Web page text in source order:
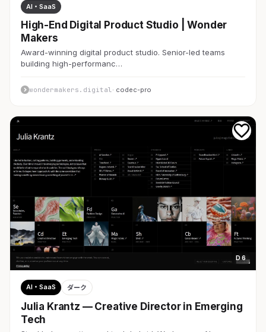
AI・SaaS
High-End Digital Product Studio | Wonder
Makers
Award-winning digital product studio. Senior-led teams
building high-performanc…
wondermakers.digital · codec-pro
D 6
AI・SaaS ダーク
Julia Krantz — Creative Director in Emerging
Tech